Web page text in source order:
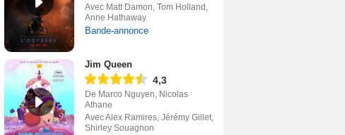
Avec Matt Damon, Tom Holland,
Anne Hathaway
Bande-annonce
Jim Queen
4,3
De Marco Nguyen, Nicolas
Athane
Avec Alex Ramires, Jérémy Gillet,
Shirley Souagnon